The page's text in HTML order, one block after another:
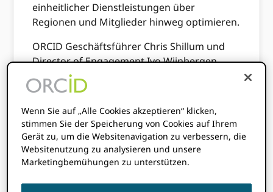
einheitlicher Dienstleistungen über
Regionen und Mitglieder hinweg optimieren.
ORCID Geschäftsführer Chris Shillum und
Director of Engagement Ivo Wijnbergen
mehr erklären.
Was ändert sich?
In unserer neuen Engagement-Team-
Wenn Sie auf „Alle Cookies akzeptieren“ klicken,
stimmen Sie der Speicherung von Cookies auf Ihrem
Gerät zu, um die Websitenavigation zu verbessern, die
Websitenutzung zu analysieren und unsere
Marketingbemühungen zu unterstützen.